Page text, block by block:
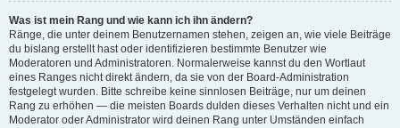
Was ist mein Rang und wie kann ich ihn ändern?
Ränge, die unter deinem Benutzernamen stehen, zeigen an, wie viele Beiträge
du bislang erstellt hast oder identifizieren bestimmte Benutzer wie
Moderatoren und Administratoren. Normalerweise kannst du den Wortlaut
eines Ranges nicht direkt ändern, da sie von der Board-Administration
festgelegt wurden. Bitte schreibe keine sinnlosen Beiträge, nur um deinen
Rang zu erhöhen — die meisten Boards dulden dieses Verhalten nicht und ein
Moderator oder Administrator wird deinen Rang unter Umständen einfach